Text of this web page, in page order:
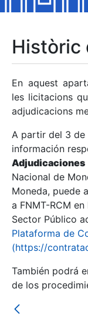
Mostra/Amaga
Mostra/Amaga
Mostra/Amaga
Històric
En aquest
les licitacions
adjudicacions
A partir del 3 de
información
Adjudicaciones
Nacional de
Moneda, puede
a FNMT-RCM
Sector Público
Plataforma de
(https://
También podrá
de los